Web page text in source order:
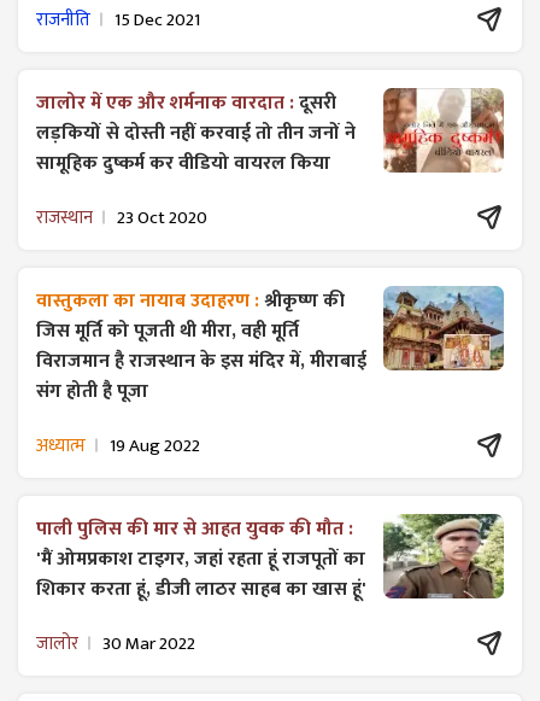
राजनीति 15 Dec 2021
जालोर में एक और शर्मनाक वारदात :दूसरी
लड़कियों से दोस्ती नहीं करवाई तो तीन जनों ने
सामूहिक दुष्कर्म कर वीडियो वायरल किया
राजस्थान 23 Oct 2020
वास्तुकला का नायाब उदाहरण :श्रीकृष्ण की
जिस मूर्ति को पूजती थी मीरा, वही मूर्ति
विराजमान है राजस्थान के इस मंदिर में, मीराबाई
संग होती है पूजा
अध्यात्म 19 Aug 2022
पाली पुलिस की मार से आहत युवक की मौत :
'मैं ओमप्रकाश टाइगर, जहां रहता हूं राजपूतों का
शिकार करता हूं, डीजी लाठर साहब का खास हूं'
जालोर 30 Mar 2022